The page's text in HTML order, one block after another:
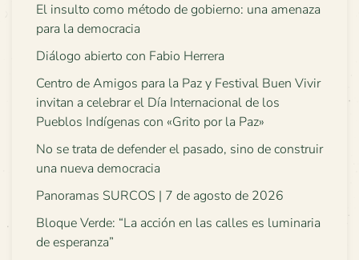
El insulto como método de gobierno: una amenaza
para la democracia
Diálogo abierto con Fabio Herrera
Centro de Amigos para la Paz y Festival Buen Vivir
invitan a celebrar el Día Internacional de los
Pueblos Indígenas con «Grito por la Paz»
No se trata de defender el pasado, sino de construir
una nueva democracia
Panoramas SURCOS | 7 de agosto de 2026
Bloque Verde: “La acción en las calles es luminaria
de esperanza”